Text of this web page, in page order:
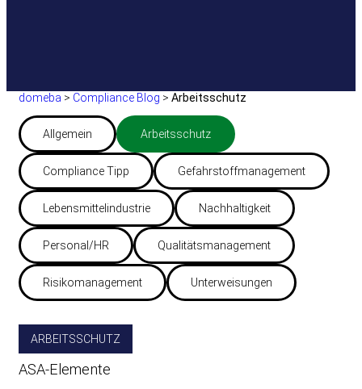
domeba > Compliance Blog > Arbeitsschutz
Allgemein Arbeitsschutz
Compliance Tipp Gefahrstoffmanagement
Lebensmittelindustrie Nachhaltigkeit
Personal/HR Qualitätsmanagement
Risikomanagement Unterweisungen
ARBEITSSCHUTZ
ASA-Elemente